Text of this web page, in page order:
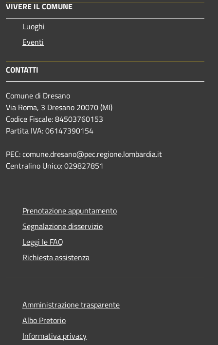
VIVERE IL COMUNE
Luoghi
Eventi
CONTATTI
Comune di Dresano
Via Roma, 3 Dresano 20070 (MI)
Codice Fiscale: 84503760153
Partita IVA: 06147390154
PEC: comune.dresano@pec.regione.lombardia.it
Centralino Unico: 029827851
Prenotazione appuntamento
Segnalazione disservizio
Leggi le FAQ
Richiesta assistenza
Amministrazione trasparente
Albo Pretorio
Informativa privacy